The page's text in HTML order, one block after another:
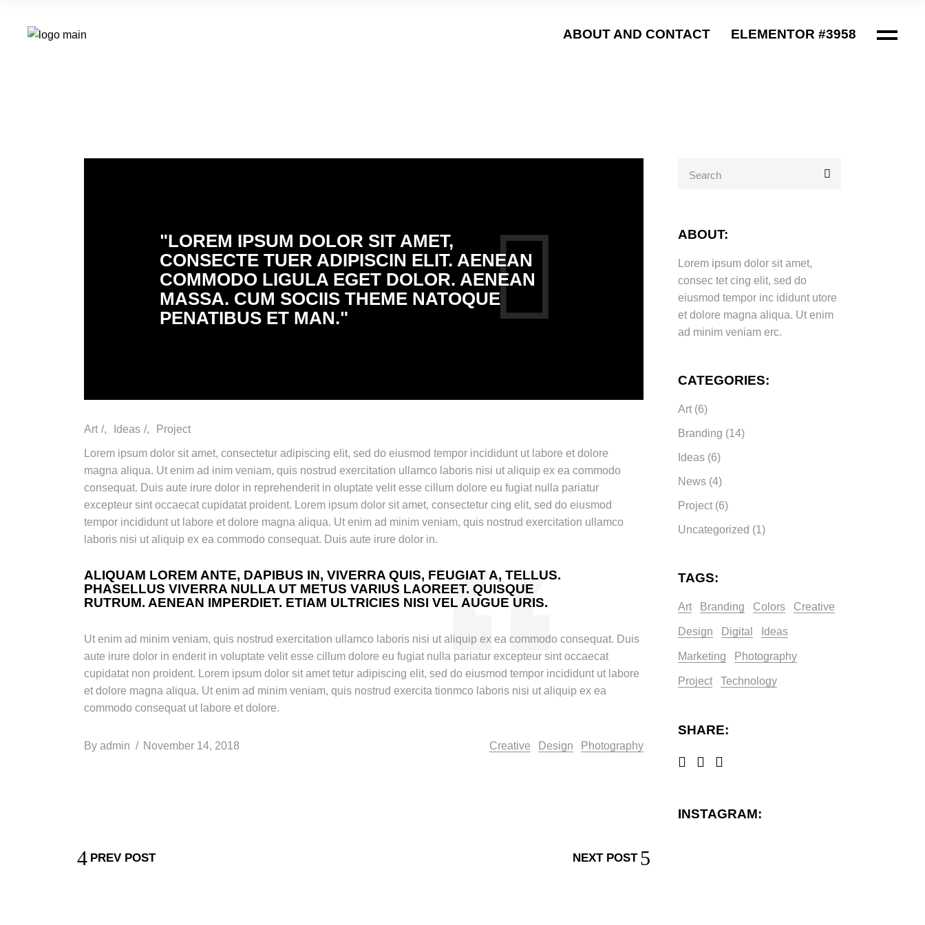
ABOUT AND CONTACT ELEMENTOR #3958
"LOREM IPSUM DOLOR SIT AMET,
CONSECTE TUER ADIPISCIN ELIT. AENEAN
COMMODO LIGULA EGET DOLOR. AENEAN
MASSA. CUM SOCIIS THEME NATOQUE
PENATIBUS ET MAN."
Art / Ideas / Project
Lorem ipsum dolor sit amet, consectetur adipiscing elit, sed do eiusmod tempor incididunt ut labore et dolore
magna aliqua. Ut enim ad inim veniam, quis nostrud exercitation ullamco laboris nisi ut aliquip ex ea commodo
consequat. Duis aute irure dolor in reprehenderit in oluptate velit esse cillum dolore eu fugiat nulla pariatur
excepteur sint occaecat cupidatat proident. Lorem ipsum dolor sit amet, consectetur cing elit, sed do eiusmod
tempor incididunt ut labore et dolore magna aliqua. Ut enim ad minim veniam, quis nostrud exercitation ullamco
laboris nisi ut aliquip ex ea commodo consequat. Duis aute irure dolor in.
ALIQUAM LOREM ANTE, DAPIBUS IN, VIVERRA QUIS, FEUGIAT A, TELLUS.
PHASELLUS VIVERRA NULLA UT METUS VARIUS LAOREET. QUISQUE
RUTRUM. AENEAN IMPERDIET. ETIAM ULTRICIES NISI VEL AUGUE URIS.
Ut enim ad minim veniam, quis nostrud exercitation ullamco laboris nisi ut aliquip ex ea commodo consequat. Duis
aute irure dolor in enderit in voluptate velit esse cillum dolore eu fugiat nulla pariatur excepteur sint occaecat
cupidatat non proident. Lorem ipsum dolor sit amet tetur adipiscing elit, sed do eiusmod tempor incididunt ut labore
et dolore magna aliqua. Ut enim ad minim veniam, quis nostrud exercita tionmco laboris nisi ut aliquip ex ea
commodo consequat ut labore et dolore.
By admin November 14, 2018 Creative Design Photography
PREV POST NEXT POST
for:
ABOUT:
Lorem ipsum dolor sit amet,
consec tet cing elit, sed do
eiusmod tempor inc ididunt utore
et dolore magna aliqua. Ut enim
ad minim veniam erc.
CATEGORIES:
Art(6)
Branding (14)
Ideas(6)
News(4)
Project(6)
Uncategorized (1)
TAGS:
Art Branding Colors Creative
Design Digital Ideas
Marketing Photography
Project Technology
SHARE:
INSTAGRAM: